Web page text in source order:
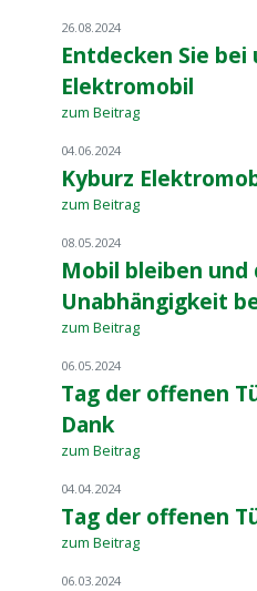
26.08.2024
Entdecken Sie bei
Elektromobil
zum Beitrag
04.06.2024
Kyburz
zum Beitrag
08.05.2024
Mobil bleiben und
Unabhängigkeit
zum Beitrag
06.05.2024
Tag der offenen
Dank
zum Beitrag
04.04.2024
Tag der offenen
zum Beitrag
06.03.2024